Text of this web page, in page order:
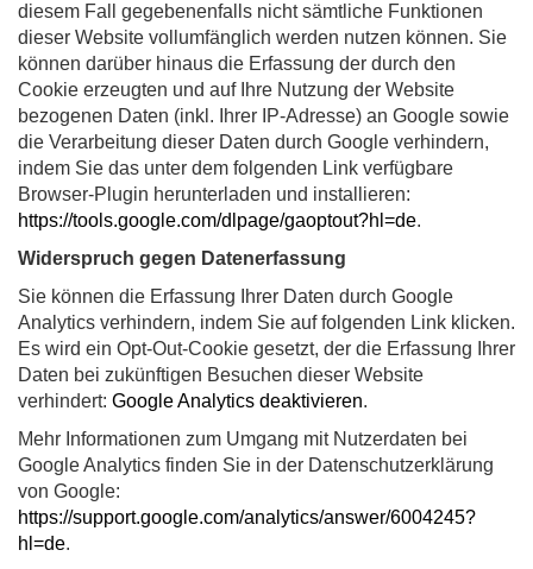
diesem Fall gegebenenfalls nicht sämtliche Funktionen
dieser Website vollumfänglich werden nutzen können. Sie
können darüber hinaus die Erfassung der durch den
Cookie erzeugten und auf Ihre Nutzung der Website
bezogenen Daten (inkl. Ihrer IP-Adresse) an Google sowie
die Verarbeitung dieser Daten durch Google verhindern,
indem Sie das unter dem folgenden Link verfügbare
Browser-Plugin herunterladen und installieren:
https://tools.google.com/dlpage/gaoptout?hl=de.
Widerspruch gegen Datenerfassung
Sie können die Erfassung Ihrer Daten durch Google
Analytics verhindern, indem Sie auf folgenden Link klicken.
Es wird ein Opt-Out-Cookie gesetzt, der die Erfassung Ihrer
Daten bei zukünftigen Besuchen dieser Website
verhindert: Google Analytics deaktivieren.
Mehr Informationen zum Umgang mit Nutzerdaten bei
Google Analytics finden Sie in der Datenschutzerklärung
von Google:
https://support.google.com/analytics/answer/6004245?
hl=de.